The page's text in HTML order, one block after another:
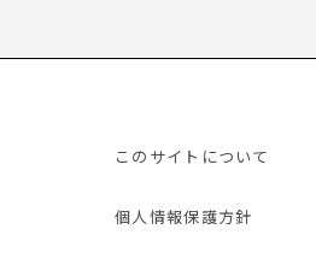
このサイトについて
個人情報保護方針